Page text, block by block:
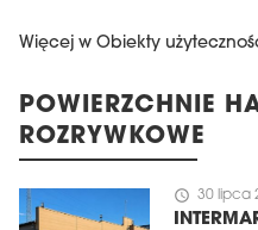
Więcej w Obiekty
POWIERZCHNIE
ROZRYWKOWE
schedule 30 lipca